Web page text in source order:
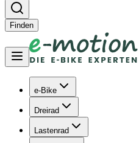
Finden
e-Bike
Dreirad
Lastenrad